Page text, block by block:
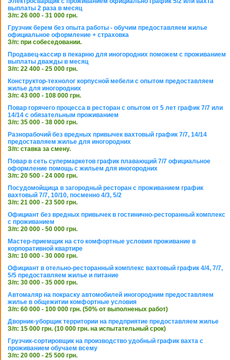
выплаты 2 раза в месяц
З/п: 26 000 - 31 000 грн.
Грузчик берем без опыта работы - обучим предоставляем жилье
официальное оформление + страховка
З/п: при собеседовании.
Продавец-кассир в пекарню для иногородних поможем с проживанием
выплаты дважды в месяц
З/п: 22 400 - 25 000 грн.
Конструктор-технолог корпусной мебели с опытом предоставляем
жилье для иногородних
З/п: 43 000 - 108 000 грн.
Повар горячего процесса в ресторан с опытом от 5 лет график 7/7 или
14/14 с обязательным проживанием
З/п: 35 000 - 38 000 грн.
Разнорабочий без вредных привычек вахтовый график 7/7, 14/14
предоставляем жилье для иногородних
З/п: ставка за смену.
Повар в сеть супермаркетов график плавающий 7/7 официальное
оформление помощь с жильем для иногородних
З/п: 20 500 - 24 000 грн.
Посудомойщица в загородный ресторан с проживанием график
вахтовый 7/7, 10/10, посменно 4/3, 5/2
З/п: 21 000 - 23 500 грн.
Официант без вредных привычек в гостинично-ресторанный комплекс
с проживанием
З/п: 20 000 - 50 000 грн.
Мастер-приемщик на сто комфортные условия проживание в
корпоративной квартире
З/п: 10 000 - 30 000 грн.
Официант в отельно-ресторанный комплекс вахтовый график 4/4, 7/7,
5/5 предоставляем жилье и питание
З/п: 30 000 - 35 000 грн.
Автомаляр на покраску автомобилей иногородним предоставляем
жилье в общежитии комфортные условия
З/п: 60 000 - 100 000 грн. (50% от выполненых работ)
Дворник-уборщик территории на предприятие предоставляем жилье
З/п: 15 000 грн. (10 000 грн. на испытательный срок)
Грузчик-сортировщик на производство удобный график вахта с
проживанием обучаем всему
З/п: 20 000 - 25 500 грн.